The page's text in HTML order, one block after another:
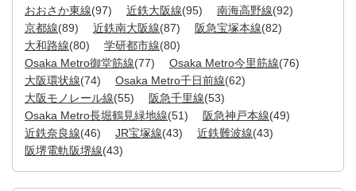
おおさか東線(97) 近鉄大阪線(95) 南海高野線(92)
京都線(89) 近鉄南大阪線(87) 阪急宝塚本線(82)
大和路線(80) 学研都市線(80)
Osaka Metro御堂筋線(77) Osaka Metro今里筋線(76)
大阪環状線(74) Osaka Metro千日前線(62)
大阪モノレール線(55) 阪急千里線(53)
Osaka Metro長堀鶴見緑地線(51) 阪急神戸本線(49)
近鉄奈良線(46) JR宝塚線(43) 近鉄難波線(43)
阪堺電軌阪堺線(43)